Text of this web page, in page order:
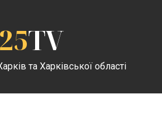
25TV
та Харківської області